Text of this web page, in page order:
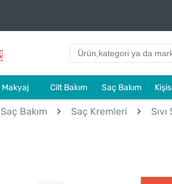
Makyaj Cilt Bakım Saç Bakım
Saç Bakım Saç Kremleri